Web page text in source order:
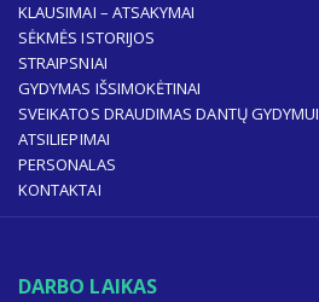
KLAUSIMAI – ATSAKYMAI
SĖKMĖS ISTORIJOS
STRAIPSNIAI
GYDYMAS IŠSIMOKĖTINAI
SVEIKATOS DRAUDIMAS DANTŲ GYDYMUI
ATSILIEPIMAI
PERSONALAS
KONTAKTAI
DARBO LAIKAS